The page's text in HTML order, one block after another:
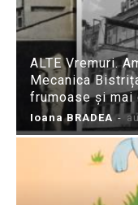
ALTE Vremuri.
Mecanica
frumoase și mai
Ioana BRADEA -